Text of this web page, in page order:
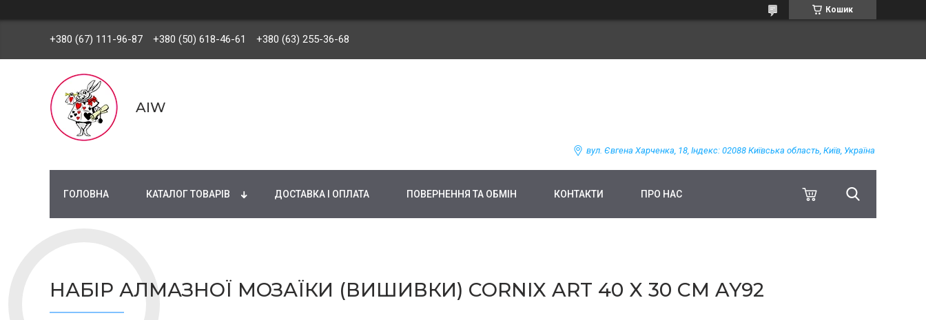
Кошик
+380 (67) 111-96-87 +380 (50) 618-46-61 +380 (63) 255-36-68
AIW
вул. Євгена Харченка, 18, Індекс: 02088 Київська область, Київ, Україна
ГОЛОВНА КАТАЛОГ ТОВАРІВ ДОСТАВКА І ОПЛАТА ПОВЕРНЕННЯ ТА ОБМІН КОНТАКТИ ПРО НАС
НАБІР АЛМАЗНОЇ МОЗАЇКИ (ВИШИВКИ) CORNIX ART 40 X 30 СМ AY92